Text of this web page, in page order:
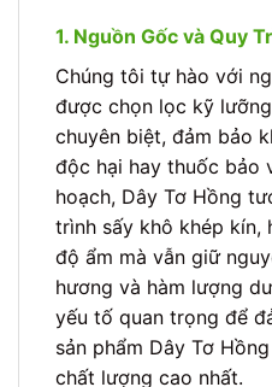
1. Nguồn Gốc và Quy
Chúng tôi tự hào với
được chọn lọc kỹ
chuyên biệt, đảm bảo
độc hại hay thuốc bảo
hoạch, Dây Tơ Hồng
trình sấy khô khép kín,
độ ẩm mà vẫn giữ
hương và hàm lượng
yếu tố quan trọng để
sản phẩm Dây Tơ
chất lượng cao nhất.